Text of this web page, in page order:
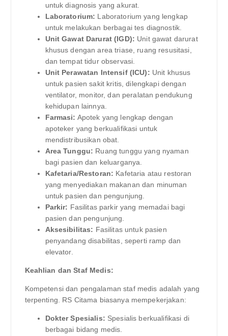
untuk diagnosis yang akurat.
Laboratorium: Laboratorium yang lengkap
untuk melakukan berbagai tes diagnostik.
Unit Gawat Darurat (IGD): Unit gawat darurat
khusus dengan area triase, ruang resusitasi,
dan tempat tidur observasi.
Unit Perawatan Intensif (ICU): Unit khusus
untuk pasien sakit kritis, dilengkapi dengan
ventilator, monitor, dan peralatan pendukung
kehidupan lainnya.
Farmasi: Apotek yang lengkap dengan
apoteker yang berkualifikasi untuk
mendistribusikan obat.
Area Tunggu: Ruang tunggu yang nyaman
bagi pasien dan keluarganya.
Kafetaria/Restoran: Kafetaria atau restoran
yang menyediakan makanan dan minuman
untuk pasien dan pengunjung.
Parkir: Fasilitas parkir yang memadai bagi
pasien dan pengunjung.
Aksesibilitas: Fasilitas untuk pasien
penyandang disabilitas, seperti ramp dan
elevator.
Keahlian dan Staf Medis:
Kompetensi dan pengalaman staf medis adalah yang
terpenting. RS Citama biasanya mempekerjakan:
Dokter Spesialis: Spesialis berkualifikasi di
berbagai bidang medis.